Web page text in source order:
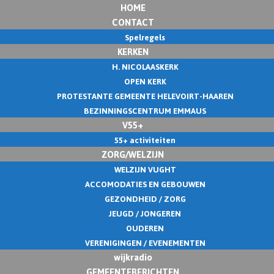
HOME
CONTACT
Spelregels
KERKEN
H. NICOLAASKERK
OPEN KERK
PROTESTANTE GEMEENTE HELEVOIRT-HAAREN
BEZINNINGSCENTRUM EMMAUS
V55+
55+ activiteiten
ZORG/WELZIJN
WELZIJN VUGHT
ACCOMODATIES EN GEBOUWEN
GEZONDHEID / ZORG
JEUGD / JONGEREN
OUDEREN
VERENIGINGEN / EVENEMENTEN
wijkradio